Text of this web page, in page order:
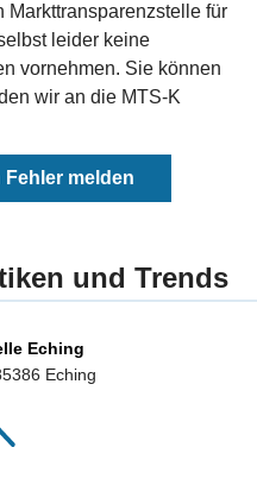
Markttransparenzstelle für
leider keine
vornehmen. Sie können
wir an die MTS-K
Fehler melden
und Trends
Eching
Eching